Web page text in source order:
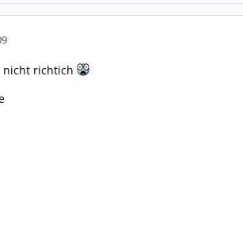
nicht richtich